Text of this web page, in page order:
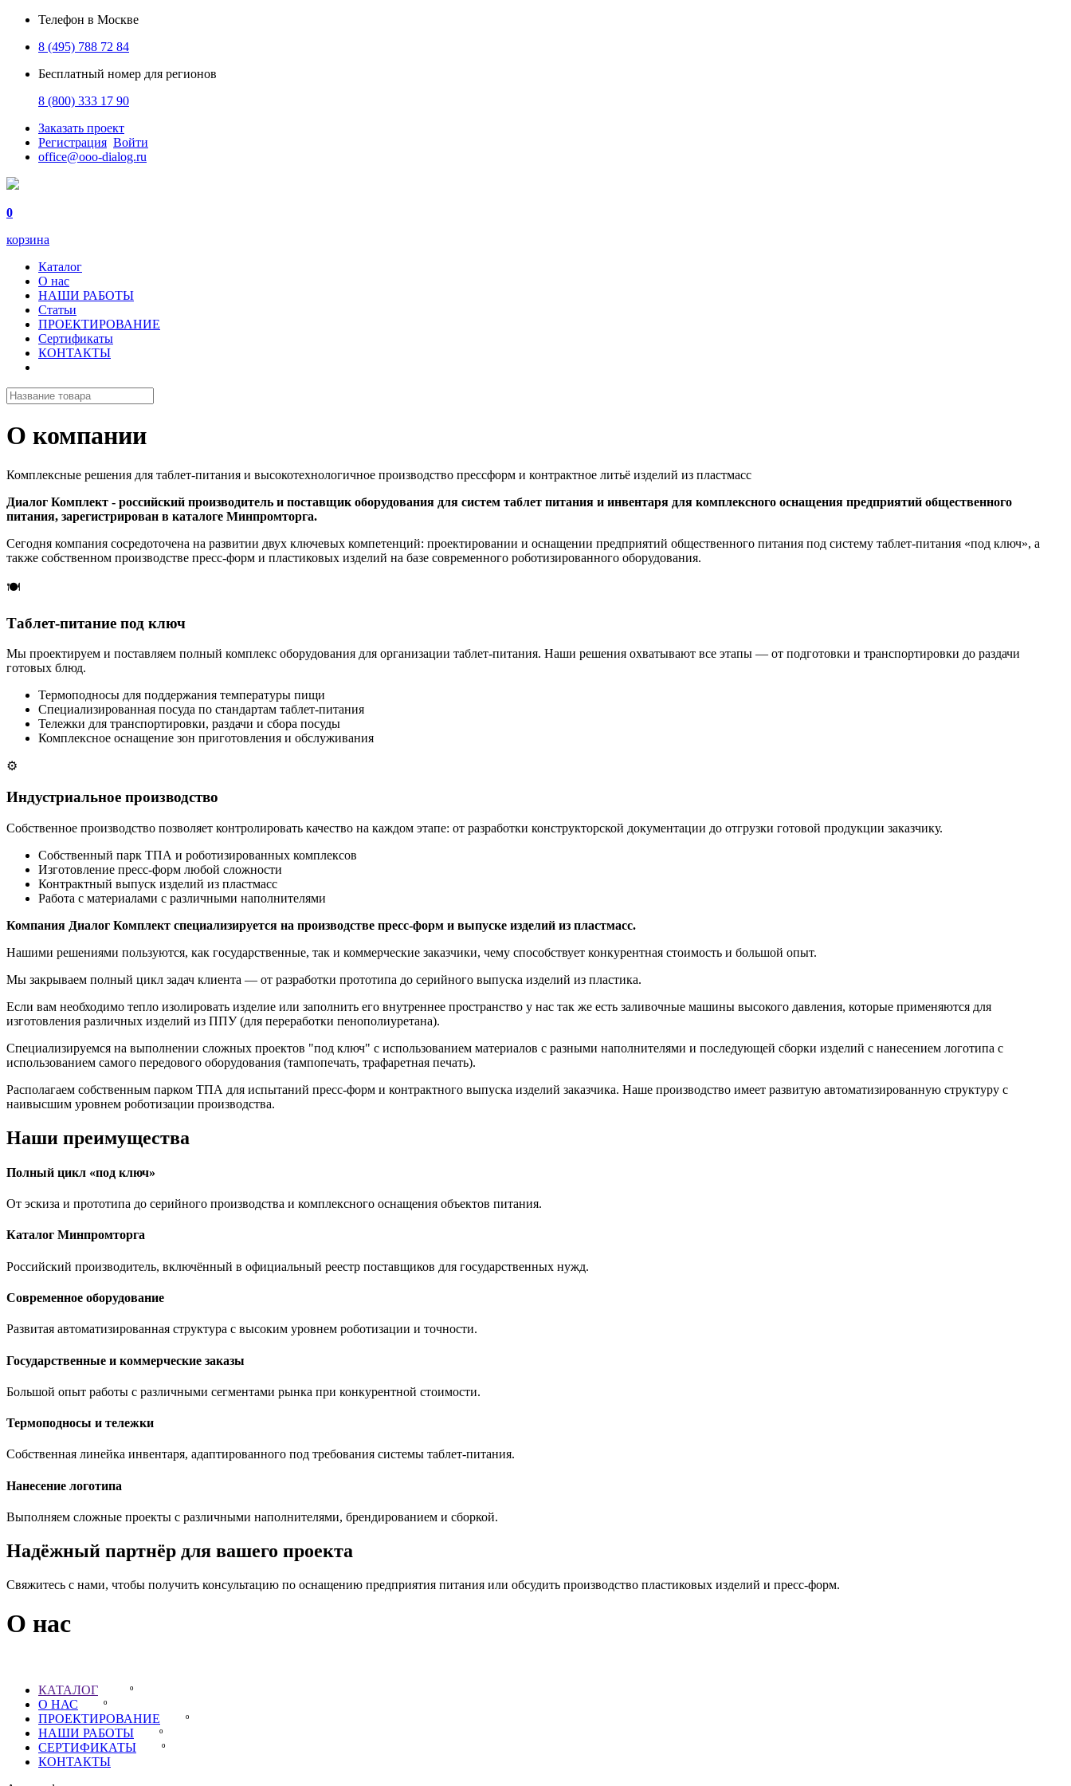
Телефон в Москве
8 (495) 788 72 84
Бесплатный номер для регионов
8 (800) 333 17 90
Заказать проект
Регистрация Войти
office@ooo-dialog.ru
0
корзина
Каталог
О нас
НАШИ РАБОТЫ
Статьи
ПРОЕКТИРОВАНИЕ
Сертификаты
КОНТАКТЫ
О компании
Комплексные решения для таблет-питания и высокотехнологичное производство прессформ и контрактное литьё изделий из пластмасс
Диалог Комплект - российский производитель и поставщик оборудования для систем таблет питания и инвентаря для комплексного оснащения предприятий общественного
питания, зарегистрирован в каталоге Минпромторга.
Сегодня компания сосредоточена на развитии двух ключевых компетенций: проектировании и оснащении предприятий общественного питания под систему таблет-питания «под ключ», а
также собственном производстве пресс-форм и пластиковых изделий на базе современного роботизированного оборудования.
🍽
Таблет-питание под ключ
Мы проектируем и поставляем полный комплекс оборудования для организации таблет-питания. Наши решения охватывают все этапы — от подготовки и транспортировки до раздачи
готовых блюд.
Термоподносы для поддержания температуры пищи
Специализированная посуда по стандартам таблет-питания
Тележки для транспортировки, раздачи и сбора посуды
Комплексное оснащение зон приготовления и обслуживания
⚙
Индустриальное производство
Собственное производство позволяет контролировать качество на каждом этапе: от разработки конструкторской документации до отгрузки готовой продукции заказчику.
Собственный парк ТПА и роботизированных комплексов
Изготовление пресс-форм любой сложности
Контрактный выпуск изделий из пластмасс
Работа с материалами с различными наполнителями
Компания Диалог Комплект специализируется на производстве пресс‑форм и выпуске изделий из пластмасс.
Нашими решениями пользуются, как государственные, так и коммерческие заказчики, чему способствует конкурентная стоимость и большой опыт.
Мы закрываем полный цикл задач клиента — от разработки прототипа до серийного выпуска изделий из пластика.
Если вам необходимо тепло изолировать изделие или заполнить его внутреннее пространство у нас так же есть заливочные машины высокого давления, которые применяются для
изготовления различных изделий из ППУ (для переработки пенополиуретана).
Специализируемся на выполнении сложных проектов "под ключ" с использованием материалов с разными наполнителями и последующей сборки изделий с нанесением логотипа с
использованием самого передового оборудования (тампопечать, трафаретная печать).
Располагаем собственным парком ТПА для испытаний пресс-форм и контрактного выпуска изделий заказчика. Наше производство имеет развитую автоматизированную структуру с
наивысшим уровнем роботизации производства.
Наши преимущества
Полный цикл «под ключ»
От эскиза и прототипа до серийного производства и комплексного оснащения объектов питания.
Каталог Минпромторга
Российский производитель, включённый в официальный реестр поставщиков для государственных нужд.
Современное оборудование
Развитая автоматизированная структура с высоким уровнем роботизации и точности.
Государственные и коммерческие заказы
Большой опыт работы с различными сегментами рынка при конкурентной стоимости.
Термоподносы и тележки
Собственная линейка инвентаря, адаптированного под требования системы таблет-питания.
Нанесение логотипа
Выполняем сложные проекты с различными наполнителями, брендированием и сборкой.
Надёжный партнёр для вашего проекта
Свяжитесь с нами, чтобы получить консультацию по оснащению предприятия питания или обсудить производство пластиковых изделий и пресс-форм.
О нас
КАТАЛОГ
º
О НАС º
ПРОЕКТИРОВАНИЕ º
НАШИ РАБОТЫ º
СЕРТИФИКАТЫ º
КОНТАКТЫ